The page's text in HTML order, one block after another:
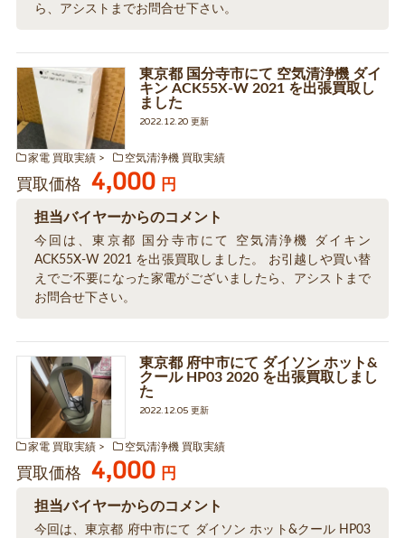
ら、アシストまでお問合せ下さい。
東京都 国分寺市にて 空気清浄機 ダイ
キン ACK55X-W 2021 を出張買取し
ました
2022.12.20 更新
家電 買取実績 空気清浄機 買取実績
買取価格 4,000 円
担当バイヤーからのコメント
今回は、東京都 国分寺市にて 空気清浄機 ダイキン
ACK55X-W 2021 を出張買取しました。 お引越しや買い替
えでご不要になった家電がございましたら、アシストまで
お問合せ下さい。
東京都 府中市にて ダイソン ホット&
クール HP03 2020 を出張買取しまし
た
2022.12.05 更新
家電 買取実績 空気清浄機 買取実績
買取価格 4,000 円
担当バイヤーからのコメント
今回は、東京都 府中市にて ダイソン ホット&クール HP03